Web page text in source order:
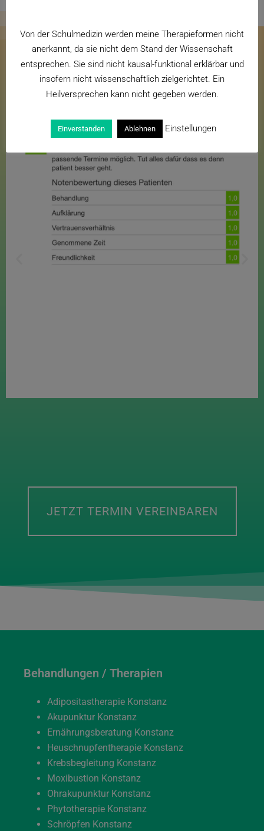
WAS MEINE PATIENTEN ÜBER MICH
SAGEN
Quelle: jameda.de
JETZT TERMIN VEREINBAREN
Behandlungen / Therapien
Adipositastherapie Konstanz
Akupunktur Konstanz
Ernährungsberatung Konstanz
Heuschnupfentherapie Konstanz
Krebsbegleitung Konstanz
Moxibustion Konstanz
Ohrakupunktur Konstanz
Phytotherapie Konstanz
Schröpfen Konstanz
Von der Schulmedizin werden meine Therapieformen nicht
anerkannt, da sie nicht dem Stand der Wissenschaft
entsprechen. Sie sind nicht kausal-funktional erklärbar und
insofern nicht wissenschaftlich zielgerichtet. Ein
Heilversprechen kann nicht gegeben werden.
Einverstanden Ablehnen Einstellungen